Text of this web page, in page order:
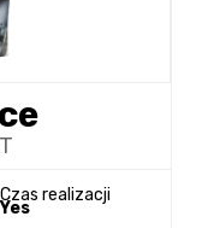
Czas realizacji
Yes